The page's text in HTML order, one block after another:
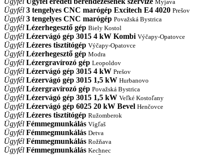
Myjava
Ügyfél 3 tengelyes CNC marógép Excitech E4 4020 Prešov
Ügyfél 3 tengelyes CNC marógép Považská Bystrica
Ügyfél Lézerhegesztő gép Biely Kostol
Ügyfél Lézervágó gép 3015 4 kW Kombi Výčapy-Opatovce
Ügyfél Lézeres tisztítógép Výčapy-Opatovce
Ügyfél Lézerhegesztő gép Modra
Ügyfél Lézergravírozó gép Leopoldov
Ügyfél Lézervágó gép 3015 4 kW Prešov
Ügyfél Lézervágó gép 3015 1,5 kW Hurbanovo
Ügyfél Lézergravírozó gép Považská Bystrica
Ügyfél Lézervágó gép 3015 1,5 kW Veľké Kostoľany
Ügyfél Lézervágó gép 6025 20 kW Bevel Henčovce
Ügyfél Lézeres tisztítógép Ružomberok
Ügyfél Fémmegmunkálás Vígľaš
Ügyfél Fémmegmunkálás Detva
Ügyfél Fémmegmunkálás Rožňava
Ügyfél Fémmegmunkálás Kechnec